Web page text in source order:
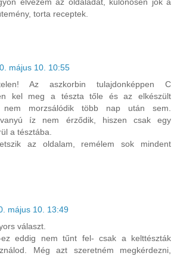
torta receptek.
május 10. 10:55
Az aszkorbin tulajdonképpen C
kel meg a tészta tőle és az elkészült
nem morzsálódik több nap után sem.
íz nem érződik, hiszen csak egy
a tésztába.
az oldalam, remélem sok mindent
május 10. 13:49
választ.
eddig nem tűnt fel- csak a kelttészták
Még azt szeretném megkérdezni,